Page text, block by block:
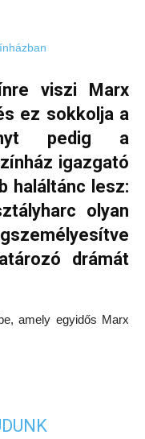
viszi Marx
ez sokkolja a
pedig a
igazgató
haláltánc lesz:
olyan
drámát
amely egyidős Marx